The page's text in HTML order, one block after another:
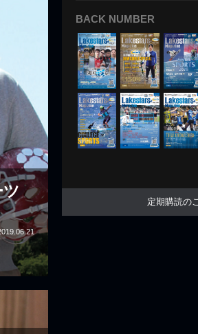
BACK NUMBER
定期購読の